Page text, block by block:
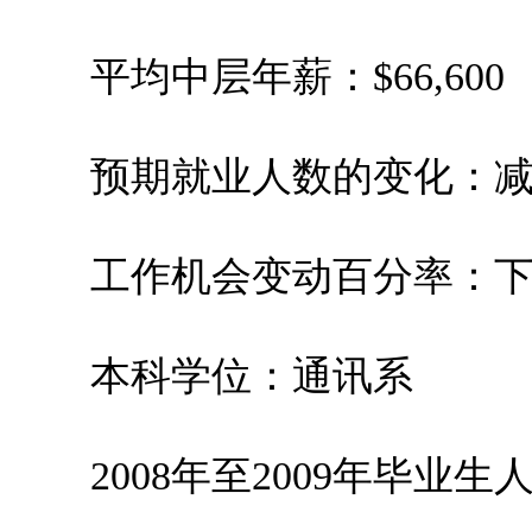
平均中层年薪：$66,600
预期就业人数的变化：减
工作机会变动百分率：下
本科学位：通讯系
2008年至2009年毕业生人